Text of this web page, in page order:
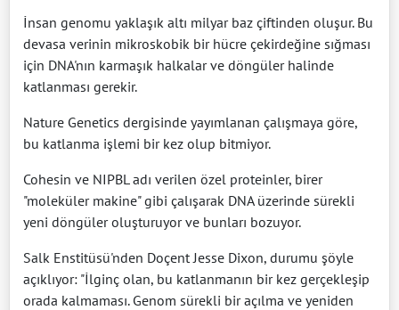
İnsan genomu yaklaşık altı milyar baz çiftinden oluşur. Bu
devasa verinin mikroskobik bir hücre çekirdeğine sığması
için DNA'nın karmaşık halkalar ve döngüler halinde
katlanması gerekir.
Nature Genetics dergisinde yayımlanan çalışmaya göre,
bu katlanma işlemi bir kez olup bitmiyor.
Cohesin ve NIPBL adı verilen özel proteinler, birer
"moleküler makine" gibi çalışarak DNA üzerinde sürekli
yeni döngüler oluşturuyor ve bunları bozuyor.
Salk Enstitüsü'nden Doçent Jesse Dixon, durumu şöyle
açıklıyor: "İlginç olan, bu katlanmanın bir kez gerçekleşip
orada kalmaması. Genom sürekli bir açılma ve yeniden